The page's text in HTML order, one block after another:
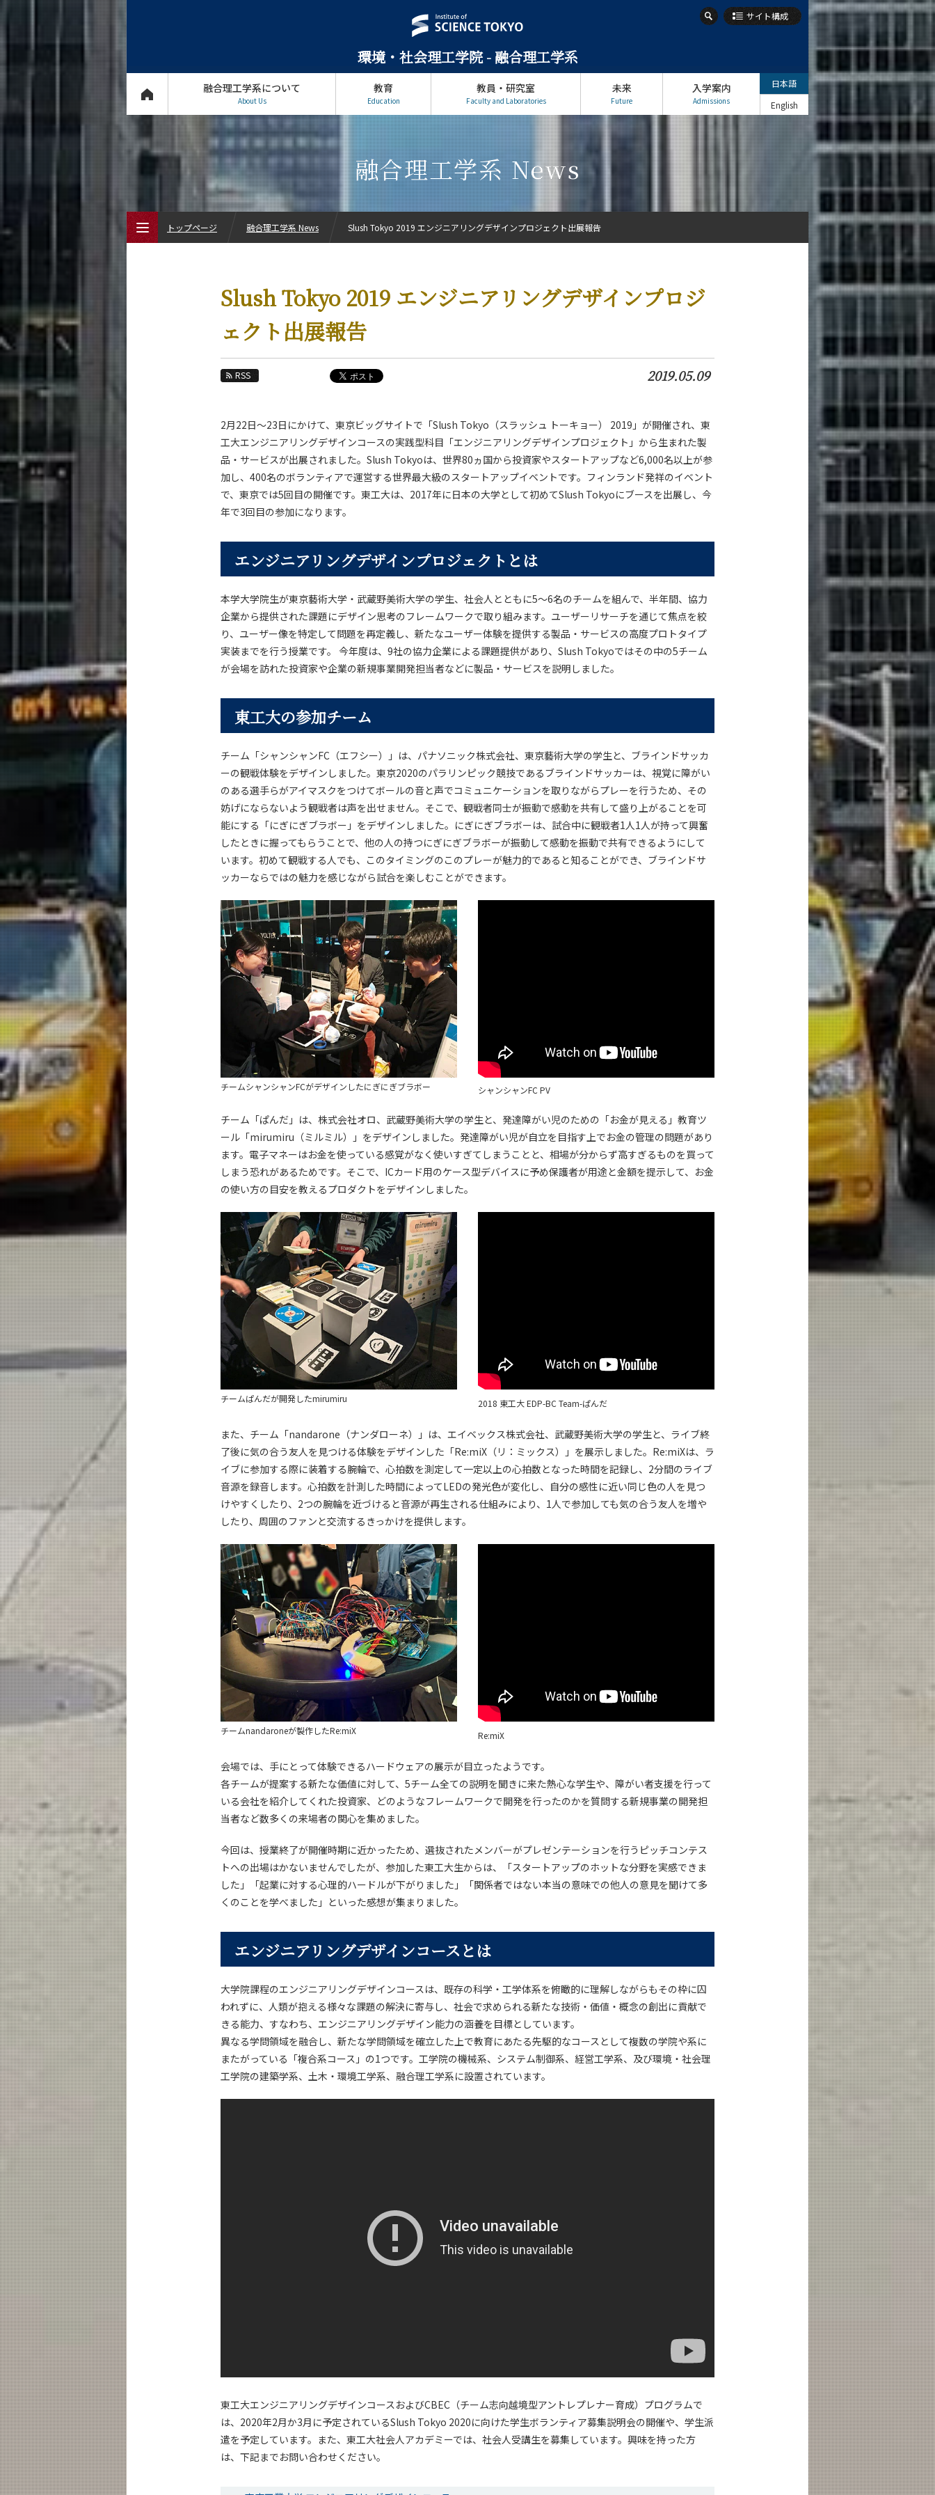
環境・社会理工学院 - 融合理工学系
サイト構成
融合理工学系について
About Us
教育
Education
教員・研究室
Faculty and Laboratories
未来
Future
入学案内
Admissions
日本語
English
融合理工学系 News
Slush Tokyo 2019 エンジニアリングデザインプロジ
ェクト出展報告
RSS 2019.05.09
2月22日～23日にかけて、東京ビッグサイトで「Slush Tokyo（スラッシュ トーキョー） 2019」が開催され、東
工大エンジニアリングデザインコースの実践型科目「エンジニアリングデザインプロジェクト」から生まれた製
品・サービスが出展されました。Slush Tokyoは、世界80ヵ国から投資家やスタートアップなど6,000名以上が参
加し、400名のボランティアで運営する世界最大級のスタートアップイベントです。フィンランド発祥のイベント
で、東京では5回目の開催です。東工大は、2017年に日本の大学として初めてSlush Tokyoにブースを出展し、今
年で3回目の参加になります。
エンジニアリングデザインプロジェクトとは
本学大学院生が東京藝術大学・武蔵野美術大学の学生、社会人とともに5～6名のチームを組んで、半年間、協力
企業から提供された課題にデザイン思考のフレームワークで取り組みます。ユーザーリサーチを通じて焦点を絞
り、ユーザー像を特定して問題を再定義し、新たなユーザー体験を提供する製品・サービスの高度プロトタイプ
実装までを行う授業です。 今年度は、9社の協力企業による課題提供があり、Slush Tokyoではその中の5チーム
が会場を訪れた投資家や企業の新規事業開発担当者などに製品・サービスを説明しました。
東工大の参加チーム
チーム「シャンシャンFC（エフシー）」は、パナソニック株式会社、東京藝術大学の学生と、ブラインドサッカ
ーの観戦体験をデザインしました。東京2020のパラリンピック競技であるブラインドサッカーは、視覚に障がい
のある選手らがアイマスクをつけてボールの音と声でコミュニケーションを取りながらプレーを行うため、その
妨げにならないよう観戦者は声を出せません。そこで、観戦者同士が振動で感動を共有して盛り上がることを可
能にする「にぎにぎブラボー」をデザインしました。にぎにぎブラボーは、試合中に観戦者1人1人が持って興奮
したときに握ってもらうことで、他の人の持つにぎにぎブラボーが振動して感動を振動で共有できるようにして
います。初めて観戦する人でも、このタイミングのこのプレーが魅力的であると知ることができ、ブラインドサ
ッカーならではの魅力を感じながら試合を楽しむことができます。
チームシャンシャンFCがデザインしたにぎにぎブラボー シャンシャンFC PV
チーム「ぱんだ」は、株式会社オロ、武蔵野美術大学の学生と、発達障がい児のための「お金が見える」教育ツ
ール「mirumiru（ミルミル）」をデザインしました。発達障がい児が自立を目指す上でお金の管理の問題があり
ます。電子マネーはお金を使っている感覚がなく使いすぎてしまうことと、相場が分からず高すぎるものを買って
しまう恐れがあるためです。そこで、ICカード用のケース型デバイスに予め保護者が用途と金額を提示して、お金
の使い方の目安を教えるプロダクトをデザインしました。
チームぱんだが開発したmirumiru 2018 東工大 EDP-BC Team-ぱんだ
また、チーム「nandarone（ナンダローネ）」は、エイベックス株式会社、武蔵野美術大学の学生と、ライブ終
了後に気の合う友人を見つける体験をデザインした「Re:miX（リ：ミックス）」を展示しました。Re:miXは、ラ
イブに参加する際に装着する腕輪で、心拍数を測定して一定以上の心拍数となった時間を記録し、2分間のライブ
音源を録音します。心拍数を計測した時間によってLEDの発光色が変化し、自分の感性に近い同じ色の人を見つ
けやすくしたり、2つの腕輪を近づけると音源が再生される仕組みにより、1人で参加しても気の合う友人を増や
したり、周囲のファンと交流するきっかけを提供します。
チームnandaroneが製作したRe:miX Re:miX
会場では、手にとって体験できるハードウェアの展示が目立ったようです。
各チームが提案する新たな価値に対して、5チーム全ての説明を聞きに来た熱心な学生や、障がい者支援を行って
いる会社を紹介してくれた投資家、どのようなフレームワークで開発を行ったのかを質問する新規事業の開発担
当者など数多くの来場者の関心を集めました。
今回は、授業終了が開催時期に近かったため、選抜されたメンバーがプレゼンテーションを行うピッチコンテス
トへの出場はかないませんでしたが、参加した東工大生からは、「スタートアップのホットな分野を実感できま
した」「起業に対する心理的ハードルが下がりました」「関係者ではない本当の意味での他人の意見を聞けて多
くのことを学べました」といった感想が集まりました。
エンジニアリングデザインコースとは
大学院課程のエンジニアリングデザインコースは、既存の科学・工学体系を俯瞰的に理解しながらもその枠に囚
われずに、人類が抱える様々な課題の解決に寄与し、社会で求められる新たな技術・価値・概念の創出に貢献で
きる能力、すなわち、エンジニアリングデザイン能力の涵養を目標としています。
異なる学問領域を融合し、新たな学問領域を確立した上で教育にあたる先駆的なコースとして複数の学院や系に
またがっている「複合系コース」の1つです。工学院の機械系、システム制御系、経営工学系、及び環境・社会理
工学院の建築学系、土木・環境工学系、融合理工学系に設置されています。
東工大エンジニアリングデザインコースおよびCBEC（チーム志向越境型アントレプレナー育成）プログラムで
は、2020年2月か3月に予定されているSlush Tokyo 2020に向けた学生ボランティア募集説明会の開催や、学生派
遣を予定しています。また、東工大社会人アカデミーでは、社会人受講生を募集しています。興味を持った方
は、下記までお問い合わせください。
トップページ 融合理工学系 News Slush Tokyo 2019 エンジニアリングデザインプロジェクト出展報告
融合理工学系について
融合理工学系 News